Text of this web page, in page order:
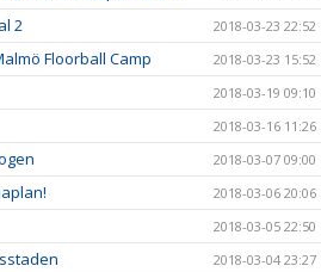
2 2018-03-23 22:52
Floorball Camp 2018-03-23 15:52
2018-03-19 09:10
2018-03-16 11:26
2018-03-07 09:00
2018-03-06 20:06
2018-03-05 22:50
2018-03-04 23:27